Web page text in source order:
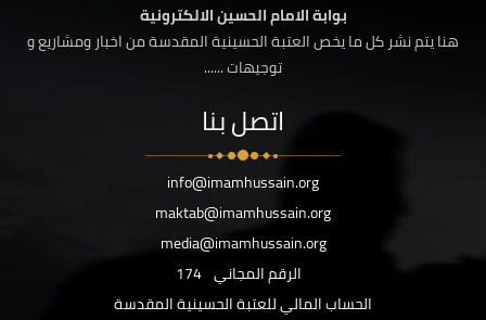
بوابة الامام الحسين الالكترونية
هنا يتم نشر كل ما يخص العتبة الحسينية المقدسة من اخبار ومشاريع و
توجيهات ......
اتصل بنا
info@imamhussain.org
maktab@imamhussain.org
media@imamhussain.org
الرقم المجاني 174
الحساب المالي للعتبة الحسينية المقدسة